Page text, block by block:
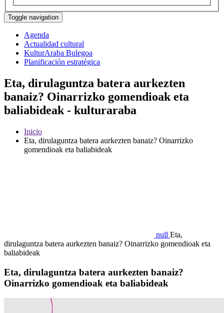
Toggle navigation
Agenda
Actualidad cultural
KulturAraba Bulegoa
Planificación estratégica
Eta, dirulaguntza batera aurkezten
banaiz? Oinarrizko gomendioak eta
baliabideak - kulturaraba
Inicio
Eta, dirulaguntza batera aurkezten banaiz? Oinarrizko
gomendioak eta baliabideak
null Eta,
dirulaguntza batera aurkezten banaiz? Oinarrizko gomendioak eta
baliabideak
Eta, dirulaguntza batera aurkezten banaiz?
Oinarrizko gomendioak eta baliabideak